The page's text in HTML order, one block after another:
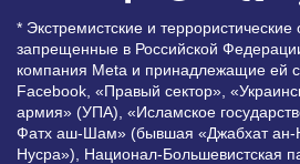
* Экстремистские и террористические
запрещенные в Российской
компания Meta и принадлежащие ей
Facebook, «Правый сектор»,
армия» (УПА), «Исламское
Фатх аш-Шам» (бывшая «Джабхат ан-
Нусра»), Национал-Большевистская